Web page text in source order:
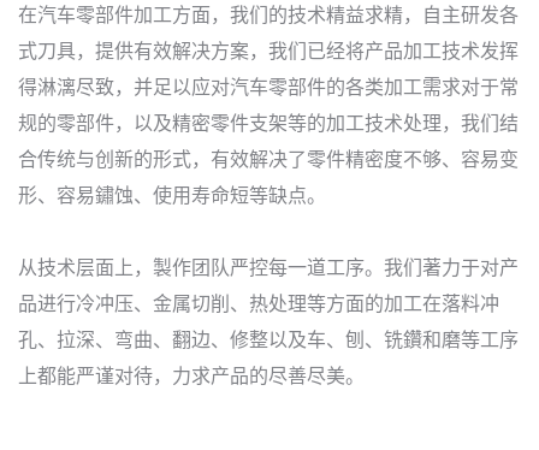
在汽车零部件加工方面，我们的技术精益求精，自主研发各
式刀具，提供有效解决方案，我们已经将产品加工技术发挥
得淋漓尽致，并足以应对汽车零部件的各类加工需求对于常
规的零部件，以及精密零件支架等的加工技术处理，我们结
合传统与创新的形式，有效解决了零件精密度不够、容易变
形、容易鏽蚀、使用寿命短等缺点。
从技术层面上，製作团队严控每一道工序。我们著力于对产
品进行冷冲压、金属切削、热处理等方面的加工在落料冲
孔、拉深、弯曲、翻边、修整以及车、刨、铣鑽和磨等工序
上都能严谨对待，力求产品的尽善尽美。